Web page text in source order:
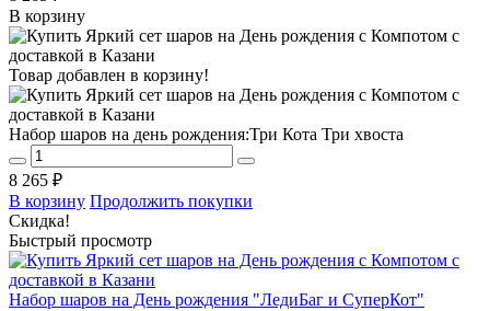
В корзину
Товар добавлен в корзину!
Набор шаров на день рождения:Три Кота Три хвоста
8 265 ₽
В корзину Продолжить покупки
Скидка!
Быстрый просмотр
Набор шаров на День рождения "ЛедиБаг и СуперКот"